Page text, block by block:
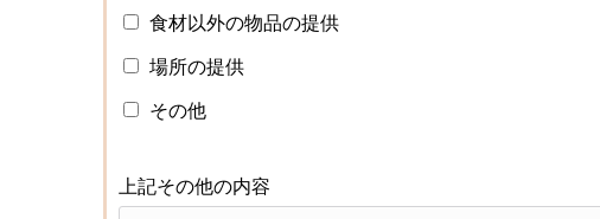
食材以外の物品の提供
場所の提供
その他
上記その他の内容